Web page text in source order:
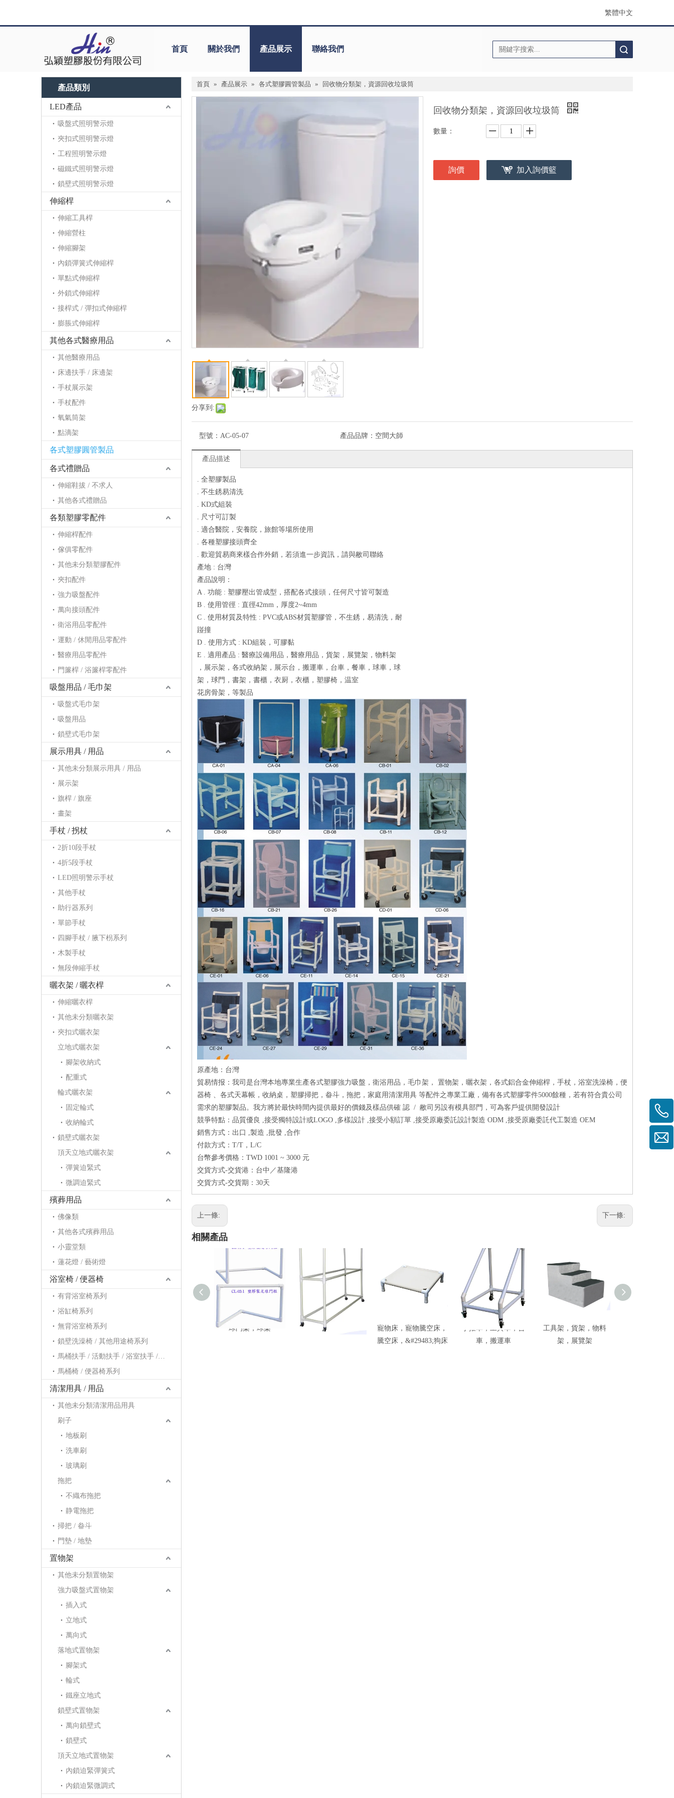
繁體中文
首頁 關於我們 產品展示 聯絡我們
產品類別
LED產品
吸盤式照明警示燈
夾扣式照明警示燈
工程照明警示燈
磁鐵式照明警示燈
鎖壁式照明警示燈
伸縮桿
伸縮工具桿
伸縮營柱
伸縮腳架
內鎖彈簧式伸縮桿
單點式伸縮桿
外鎖式伸縮桿
接桿式 / 彈扣式伸縮桿
膨脹式伸縮桿
其他各式醫療用品
其他醫療用品
床邊扶手 / 床邊架
手杖展示架
手杖配件
氧氣筒架
點滴架
各式塑膠圓管製品
各式禮贈品
伸縮鞋拔 / 不求人
其他各式禮贈品
各類塑膠零配件
伸縮桿配件
傢俱零配件
其他未分類塑膠配件
夾扣配件
強力吸盤配件
萬向接頭配件
衛浴用品零配件
運動 / 休閒用品零配件
醫療用品零配件
門簾桿 / 浴簾桿零配件
吸盤用品 / 毛巾架
吸盤式毛巾架
吸盤用品
鎖壁式毛巾架
展示用具 / 用品
其他未分類展示用具 / 用品
展示架
旗桿 / 旗座
畫架
手杖 / 拐杖
2折10段手杖
4折5段手杖
LED照明警示手杖
其他手杖
助行器系列
單節手杖
四腳手杖 / 腋下枴系列
木製手杖
無段伸縮手杖
曬衣架 / 曬衣桿
伸縮曬衣桿
其他未分類曬衣架
夾扣式曬衣架
立地式曬衣架
腳架收納式
配重式
輪式曬衣架
固定輪式
收納輪式
鎖壁式曬衣架
頂天立地式曬衣架
彈簧迫緊式
微調迫緊式
殯葬用品
佛像類
其他各式殯葬用品
小靈堂類
蓮花燈 / 藝術燈
浴室椅 / 便器椅
有背浴室椅系列
浴缸椅系列
無背浴室椅系列
鎖壁洗澡椅 / 其他用途椅系列
馬桶扶手 / 活動扶手 / 浴室扶手 / 浴缸扶手系列
馬桶椅 / 便器椅系列
清潔用具 / 用品
其他未分類清潔用品用具
刷子
地板刷
洗車刷
玻璃刷
拖把
不織布拖把
静電拖把
掃把 / 畚斗
門墊 / 地墊
置物架
其他未分類置物架
強力吸盤式置物架
插入式
立地式
萬向式
落地式置物架
腳架式
輪式
鐵座立地式
鎖壁式置物架
萬向鎖壁式
鎖壁式
頂天立地式置物架
內鎖迫緊彈簧式
內鎖迫緊微調式
首頁 » 產品展示 » 各式塑膠圓管製品 » 回收物分類架，資源回收垃圾筒
分享到:
回收物分類架，資源回收垃圾筒
數量：
詢價 加入詢價籃
型號： AC-05-07 產品品牌： 空間大師
產品描述
. 全塑膠製品
. 不生銹易清洗
. KD式組裝
. 尺寸可訂製
. 適合醫院，安養院，旅館等場所使用
. 各種塑膠接頭齊全
. 歡迎貿易商來樣合作外銷，若須進一步資訊，請與敝司聯絡
產地 : 台灣
產品說明：
A . 功能 : 塑膠壓出管成型，搭配各式接頭，任何尺寸皆可製造
B . 使用管徑 : 直徑42mm，厚度2~4mm
C . 使用材質及特性 : PVC或ABS材質塑膠管，不生銹，易清洗，耐
踫撞
D . 使用方式 : KD組裝，可膠黏
E . 適用產品 : 醫療設備用品，醫療用品，貨架，展覽架，物料架
，展示架，各式收納架，展示台，搬運車，台車，餐車，球車，球
架，球門，書架，書櫃，衣厨，衣櫃，塑膠椅，温室
花房骨架，等製品
原產地：台灣
貿易情报：我司是台灣本地專業生產各式塑膠強力吸盤，衛浴用品，毛巾架， 置物架，曬衣架，各式鋁合金伸縮桿，手杖，浴室洗澡椅，便
器椅 、各式天幕帳，收納桌，塑膠掃把，畚斗，拖把，家庭用清潔用具 等配件之專業工廠，備有各式塑膠零件5000餘種，若有符合貴公司
需求的塑膠製品。我方將於最快時間內提供最好的價錢及樣品供確 認 / 敝司另設有模具部門，可為客戶提供開發設計
競爭特點：品質優良 ,接受獨特設計或LOGO ,多樣設計 ,接受小額訂單 ,接受原廠委託設計製造 ODM ,接受原廠委託代工製造 OEM
銷售方式：出口 ,製造 ,批發 ,合作
付款方式：T/T，L/C
台幣參考價格：TWD 1001 ~ 3000 元
交貨方式-交貨港：台中／基隆港
交貨方式-交貨期：30天
上一條: 下一條:
相關產品
球門架，球架 球架，瑜珈球架
寵物床，寵物騰空床，
騰空床，&#29483;狗床
手推車，工具車，台
車，搬運車
工具架，貨架，物料
架，展覽架